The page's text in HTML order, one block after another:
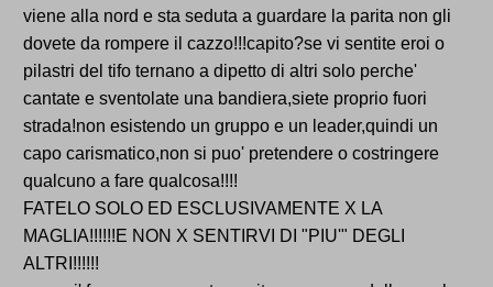
viene alla nord e sta seduta a guardare la parita non gli
dovete da rompere il cazzo!!!capito?se vi sentite eroi o
pilastri del tifo ternano a dipetto di altri solo perche'
cantate e sventolate una bandiera,siete proprio fuori
strada!non esistendo un gruppo e un leader,quindi un
capo carismatico,non si puo' pretendere o costringere
qualcuno a fare qualcosa!!!!
FATELO SOLO ED ESCLUSIVAMENTE X LA
MAGLIA!!!!!!E NON X SENTIRVI DI "PIU'" DEGLI
ALTRI!!!!!!